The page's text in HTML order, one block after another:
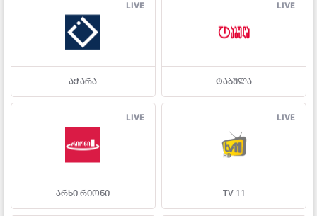
LIVE
აჭარა
LIVE
ტაბულა
LIVE
არხი რიონი
LIVE
TV 11